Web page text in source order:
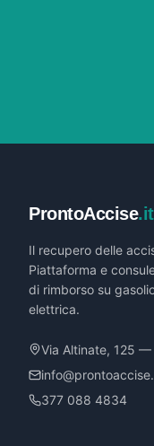
ProntoAccise.it
Il recupero delle
Piattaforma e
di rimborso su
elettrica.
Via Altinate, 125 —
377 088 4834